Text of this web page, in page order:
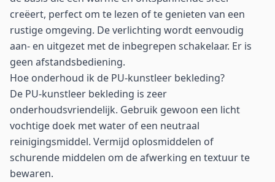
creëert, perfect om te lezen of te genieten van een
rustige omgeving. De verlichting wordt eenvoudig
aan- en uitgezet met de inbegrepen schakelaar. Er is
geen afstandsbediening.
Hoe onderhoud ik de PU-kunstleer bekleding?
De PU-kunstleer bekleding is zeer
onderhoudsvriendelijk. Gebruik gewoon een licht
vochtige doek met water of een neutraal
reinigingsmiddel. Vermijd oplosmiddelen of
schurende middelen om de afwerking en textuur te
bewaren.